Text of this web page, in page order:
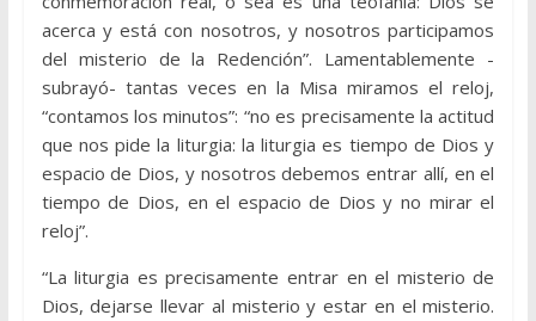
acerca y está con nosotros, y nosotros participamos
del misterio de la Redención”. Lamentablemente -
subrayó- tantas veces en la Misa miramos el reloj,
“contamos los minutos”: “no es precisamente la actitud
que nos pide la liturgia: la liturgia es tiempo de Dios y
espacio de Dios, y nosotros debemos entrar allí, en el
tiempo de Dios, en el espacio de Dios y no mirar el
reloj”.
“La liturgia es precisamente entrar en el misterio de
Dios, dejarse llevar al misterio y estar en el misterio.